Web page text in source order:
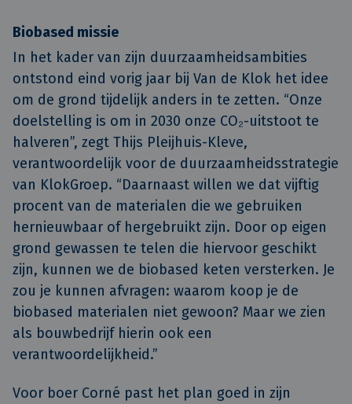
Biobased missie
In het kader van zijn duurzaamheidsambities
ontstond eind vorig jaar bij Van de Klok het idee
om de grond tijdelijk anders in te zetten. “Onze
doelstelling is om in 2030 onze CO₂-uitstoot te
halveren”, zegt Thijs Pleijhuis-Kleve,
verantwoordelijk voor de duurzaamheidsstrategie
van KlokGroep. “Daarnaast willen we dat vijftig
procent van de materialen die we gebruiken
hernieuwbaar of hergebruikt zijn. Door op eigen
grond gewassen te telen die hiervoor geschikt
zijn, kunnen we de biobased keten versterken. Je
zou je kunnen afvragen: waarom koop je de
biobased materialen niet gewoon? Maar we zien
als bouwbedrijf hierin ook een
verantwoordelijkheid.”
Voor boer Corné past het plan goed in zijn